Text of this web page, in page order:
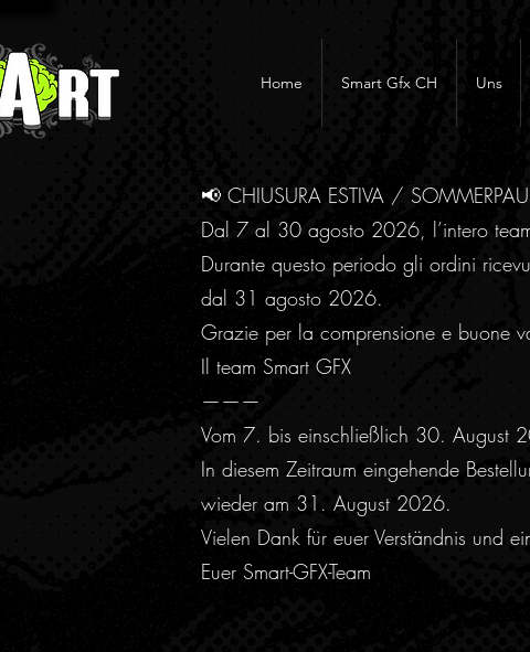
Home Smart Gfx CH Uns
📢 CHIUSURA ESTIVA /
Dal 7 al 30 agosto 2026, l’intero
Durante questo periodo gli ordini
dal 31 agosto 2026.
Grazie per la comprensione e buone
Il team Smart GFX
———
Vom 7. bis einschließlich 30. August
In diesem Zeitraum eingehende
wieder am 31. August 2026.
Vielen Dank für euer Verständnis und
Euer Smart-GFX-Team